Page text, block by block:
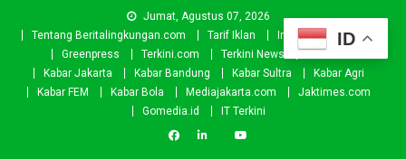
Jumat, Agustus 07, 2026
Tentang Beritalingkungan.com
Tarif Iklan Investor
Donasi
Greenpress
Terkini.com Terkini News
Kabar.id
Kabar Jakarta
Kabar Bandung Kabar Sultra
Kabar Agri
Kabar FEM
Kabar Bola Mediajakarta.com
Jaktimes.com
Gomedia.id
IT Terkini
ID